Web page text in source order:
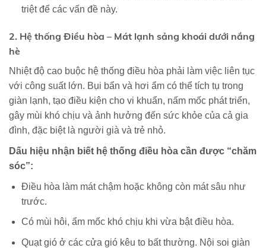
triệt để các vấn đề này.
2. Hệ thống Điều hòa – Mát lạnh sảng khoái dưới nắng
hè
Nhiệt độ cao buộc hệ thống điều hòa phải làm việc liên tục
với công suất lớn. Bụi bẩn và hơi ẩm có thể tích tụ trong
giàn lạnh, tạo điều kiện cho vi khuẩn, nấm mốc phát triển,
gây mùi khó chịu và ảnh hưởng đến sức khỏe của cả gia
đình, đặc biệt là người già và trẻ nhỏ.
Dấu hiệu nhận biết hệ thống điều hòa cần được “chăm
sóc”:
Điều hòa làm mát chậm hoặc không còn mát sâu như
trước.
Có mùi hôi, ẩm mốc khó chịu khi vừa bật điều hòa.
Quạt gió ở các cửa gió kêu to bất thường. Nội soi giàn